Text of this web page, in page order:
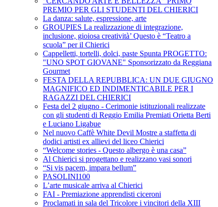
PREMIO PER GLI STUDENTI DEL CHIERICI
La danza: salute, espressione, arte
GROUPIES La realizzazione di integrazione,
inclusione, gioiosa creatività’ Questo è “Teatro a
scuola” per il Chierici
Cappelletti, tortelli, dolci, paste Spunta PROGETTO:
"UNO SPOT GIOVANE" Sponsorizzato da Reggiana
Gourmet
FESTA DELLA REPUBBLICA: UN DUE GIUGNO
MAGNIFICO ED INDIMENTICABILE PER I
RAGAZZI DEL CHIERICI
Festa del 2 giugno - Cerimonie istituzionali realizzate
con gli studenti di Reggio Emilia Premiati Orietta Berti
e Luciano Ligabue
Nel nuovo Caffè White Devil Mostre a staffetta di
dodici artisti ex allievi del liceo Chierici
“Welcome stories - Questo albergo è una casa”
Al Chierici si progettano e realizzano vasi sonori
“Si vis pacem, impara bellum”
PASOLINI100
L’arte musicale arriva al Chierici
FAI - Premiazione apprendisti ciceroni
Proclamati in sala del Tricolore i vincitori della XIII